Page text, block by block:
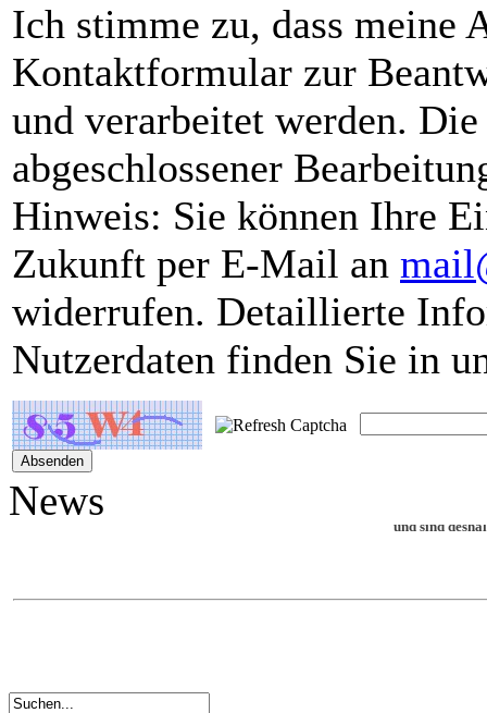
Ich stimme zu, dass meine
Kontaktformular zur
und verarbeitet werden.
abgeschlossener
Hinweis: Sie können Ihre
Zukunft per E-Mail an
widerrufen. Detaillierte
Nutzerdaten finden Sie in
News